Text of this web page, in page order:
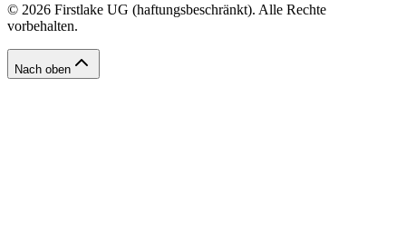
© 2026 Firstlake UG (haftungsbeschränkt). Alle Rechte
vorbehalten.
Nach oben